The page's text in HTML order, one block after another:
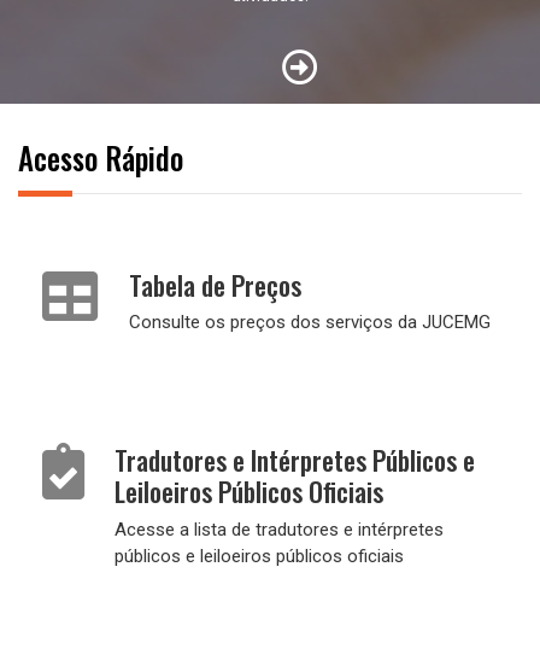
Acesso Rápido
Tabela de Preços
Consulte os preços dos serviços da JUCEMG
Tradutores e Intérpretes Públicos e
Leiloeiros Públicos Oficiais
Acesse a lista de tradutores e intérpretes
públicos e leiloeiros públicos oficiais